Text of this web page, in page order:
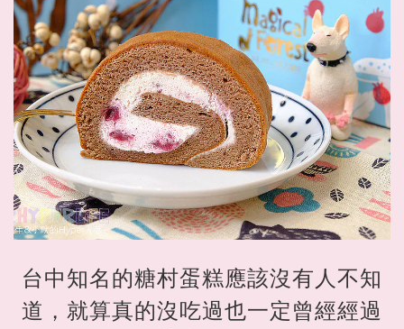
台中知名的糖村蛋糕應該沒有人不知
道，就算真的沒吃過也一定曾經經過